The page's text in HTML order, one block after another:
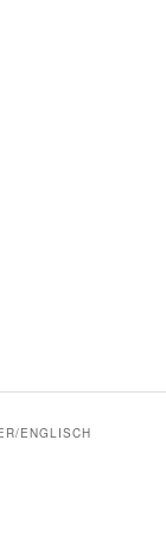
ENGLISCH